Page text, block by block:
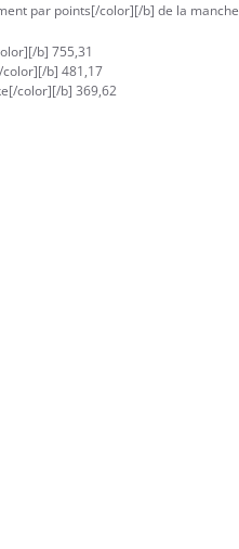
par points[/color][/b] de la
b] 755,31
b] 481,17
color][/b] 369,62